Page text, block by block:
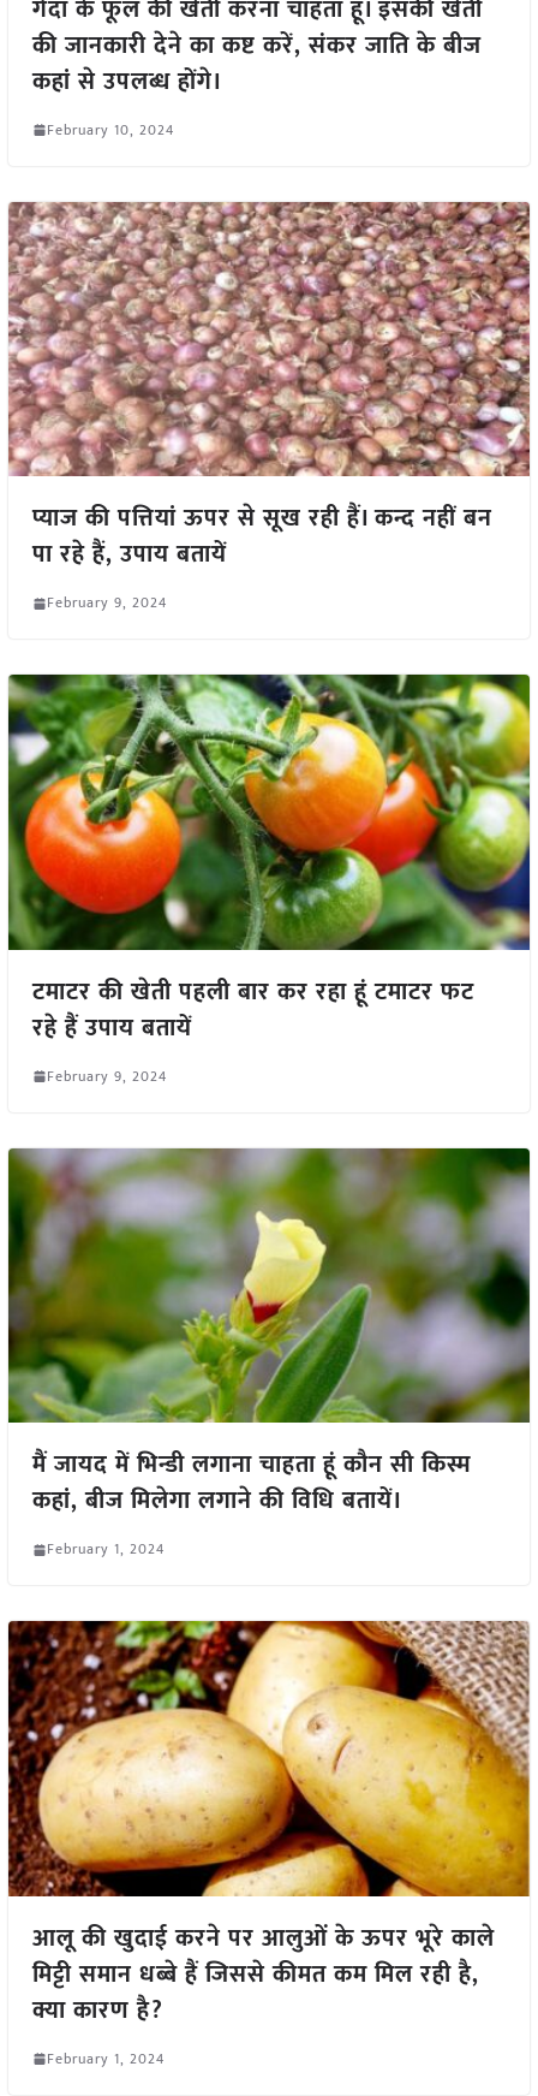
गेंदा के फूल की खेती करना चाहता हूं। इसकी खेती
की जानकारी देने का कष्ट करें, संकर जाति के बीज
कहां से उपलब्ध होंगे।
February 10, 2024
प्याज की पत्तियां ऊपर से सूख रही हैं। कन्द नहीं बन
पा रहे हैं, उपाय बतायें
February 9, 2024
टमाटर की खेती पहली बार कर रहा हूं टमाटर फट
रहे हैं उपाय बतायें
February 9, 2024
मैं जायद में भिन्डी लगाना चाहता हूं कौन सी किस्म
कहां, बीज मिलेगा लगाने की विधि बतायें।
February 1, 2024
आलू की खुदाई करने पर आलुओं के ऊपर भूरे काले
मिट्टी समान धब्बे हैं जिससे कीमत कम मिल रही है,
क्या कारण है?
February 1, 2024